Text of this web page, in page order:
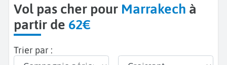
Vol pas cher pour Marrakech à
partir de 62€
Trier par :